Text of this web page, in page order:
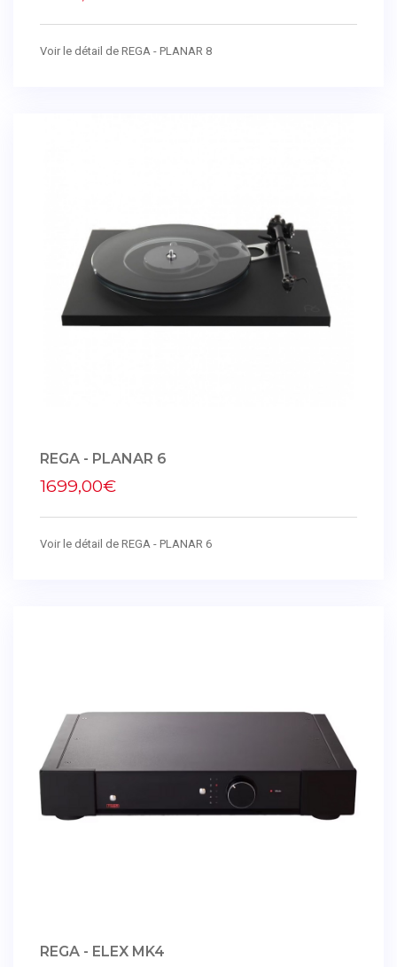
Voir le détail de REGA - PLANAR 8
REGA - PLANAR 6
1699,00€
Voir le détail de REGA - PLANAR 6
REGA - ELEX MK4